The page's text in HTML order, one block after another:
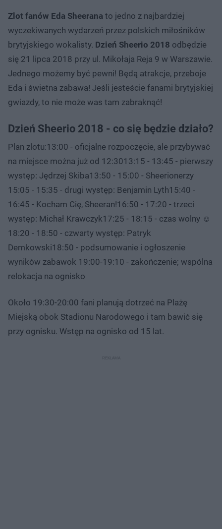
Zlot fanów Eda Sheerana to jedno z najbardziej
wyczekiwanych wydarzeń przez polskich miłośników
brytyjskiego wokalisty. Dzień Sheerio 2018 odbędzie
się 21 lipca 2018 przy ul. Mikołaja Reja 9 w Warszawie.
Jednego możemy być pewni! Będą atrakcje, przeboje
Eda i świetna zabawa! Jeśli jesteście fanami brytyjskiej
gwiazdy, to nie może was tam zabraknąć!
Dzień Sheerio 2018 - co się będzie działo?
Plan zlotu:13:00 - oficjalne rozpoczęcie, ale przybywać
na miejsce można już od 12:3013:15 - 13:45 - pierwszy
występ: Jędrzej Skiba13:50 - 15:00 - Sheerionerzy
15:05 - 15:35 - drugi występ: Benjamin Lyth15:40 -
16:45 - Kocham Cię, Sheeran!16:50 - 17:20 - trzeci
występ: Michał Krawczyk17:25 - 18:15 - czas wolny ☺️
18:20 - 18:50 - czwarty występ: Patryk
Demkowski18:50 - podsumowanie i ogłoszenie
wyników zabawok 19:00-19:10 - zakończenie; wspólna
relokacja na ognisko
Około 19:30-20:00 fani planują dotrzeć na Plażę
Miejską obok Stadionu Narodowego i tam bawić się
przy ognisku. Wstęp na ognisko od 15 lat.